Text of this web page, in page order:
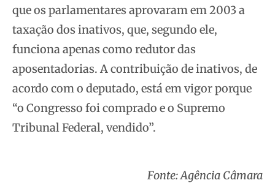
que os parlamentares aprovaram em 2003 a
taxação dos inativos, que, segundo ele,
funciona apenas como redutor das
aposentadorias. A contribuição de inativos, de
acordo com o deputado, está em vigor porque
“o Congresso foi comprado e o Supremo
Tribunal Federal, vendido”.
Fonte: Agência Câmara